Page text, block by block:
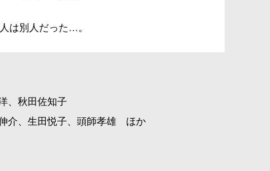
は別人だった…。
、秋田佐知子
介、生田悦子、頭師孝雄 ほか